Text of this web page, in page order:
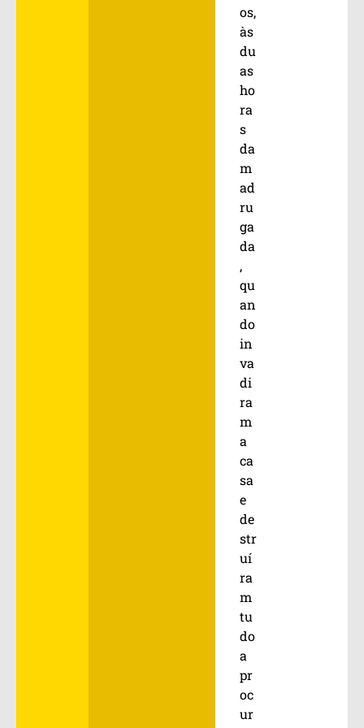
os,
às
du
as
ho
ra
s
da
m
ad
ru
ga
da
,
qu
an
do
in
va
di
ra
m
a
ca
sa
e
de
str
uí
ra
m
tu
do
a
pr
oc
ur